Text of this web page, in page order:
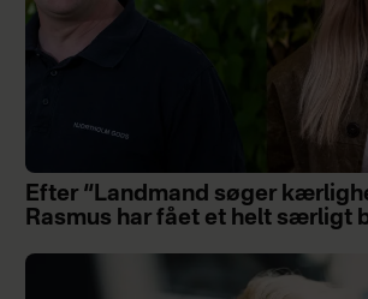
Efter “Landmand søger
Rasmus har fået et helt særligt